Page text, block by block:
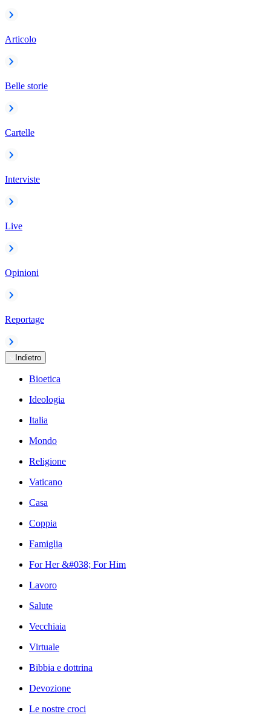
Articolo
Belle storie
Cartelle
Interviste
Live
Opinioni
Reportage
Indietro
Bioetica
Ideologia
Italia
Mondo
Religione
Vaticano
Casa
Coppia
Famiglia
For Her &#038; For Him
Lavoro
Salute
Vecchiaia
Virtuale
Bibbia e dottrina
Devozione
Le nostre croci